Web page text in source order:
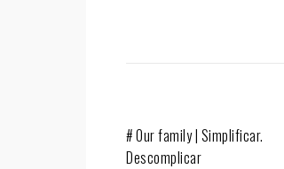
# Our family | Simplificar.
Descomplicar